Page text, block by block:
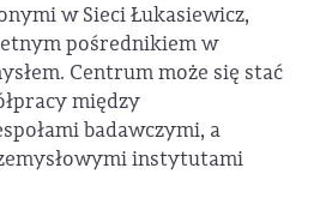
w Sieci Łukasiewicz,
pośrednikiem w
Centrum może się stać
między
badawczymi, a
instytutami